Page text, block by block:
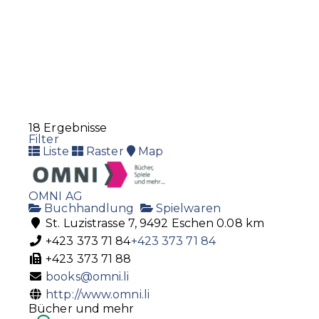
Coop Pronto Vaduz
Lebensmittel
Landstrasse 19 9490 Vaduz, Liechtenstein
+423 231 12 60 +423 231 12 60
+423 231 12 61
https://www.coop-pronto.ch/de/standorte-
18 Ergebnisse
Filter
Liste
Raster Map
OMNI AG
Buchhandlung
Spielwaren
St. Luzistrasse 7, 9492 Eschen 0.08 km
+423 373 71 84+423 373 71 84
+423 373 71 88
books@omni.li
http://www.omni.li
Bücher und mehr